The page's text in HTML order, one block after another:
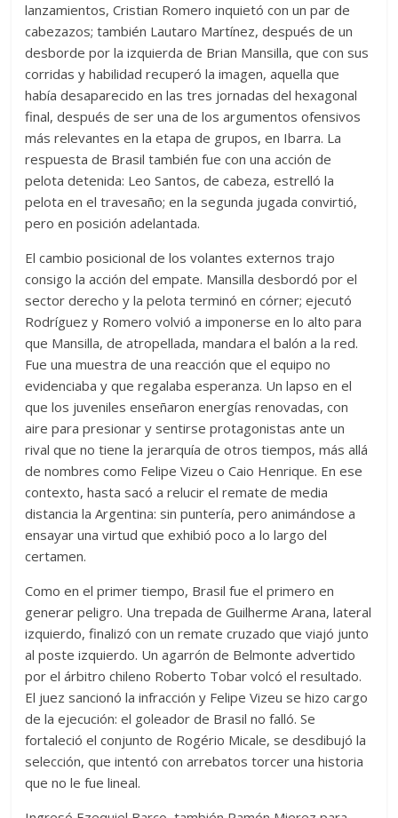
lanzamientos, Cristian Romero inquietó con un par de
cabezazos; también Lautaro Martínez, después de un
desborde por la izquierda de Brian Mansilla, que con sus
corridas y habilidad recuperó la imagen, aquella que
había desaparecido en las tres jornadas del hexagonal
final, después de ser una de los argumentos ofensivos
más relevantes en la etapa de grupos, en Ibarra. La
respuesta de Brasil también fue con una acción de
pelota detenida: Leo Santos, de cabeza, estrelló la
pelota en el travesaño; en la segunda jugada convirtió,
pero en posición adelantada.
El cambio posicional de los volantes externos trajo
consigo la acción del empate. Mansilla desbordó por el
sector derecho y la pelota terminó en córner; ejecutó
Rodríguez y Romero volvió a imponerse en lo alto para
que Mansilla, de atropellada, mandara el balón a la red.
Fue una muestra de una reacción que el equipo no
evidenciaba y que regalaba esperanza. Un lapso en el
que los juveniles enseñaron energías renovadas, con
aire para presionar y sentirse protagonistas ante un
rival que no tiene la jerarquía de otros tiempos, más allá
de nombres como Felipe Vizeu o Caio Henrique. En ese
contexto, hasta sacó a relucir el remate de media
distancia la Argentina: sin puntería, pero animándose a
ensayar una virtud que exhibió poco a lo largo del
certamen.
Como en el primer tiempo, Brasil fue el primero en
generar peligro. Una trepada de Guilherme Arana, lateral
izquierdo, finalizó con un remate cruzado que viajó junto
al poste izquierdo. Un agarrón de Belmonte advertido
por el árbitro chileno Roberto Tobar volcó el resultado.
El juez sancionó la infracción y Felipe Vizeu se hizo cargo
de la ejecución: el goleador de Brasil no falló. Se
fortaleció el conjunto de Rogério Micale, se desdibujó la
selección, que intentó con arrebatos torcer una historia
que no le fue lineal.